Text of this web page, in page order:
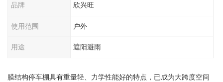
品牌 欣兴旺
使用范围 户外
用途 遮阳避雨
膜结构停车棚具有重量轻、力学性能好的特点，已成为大跨度空间